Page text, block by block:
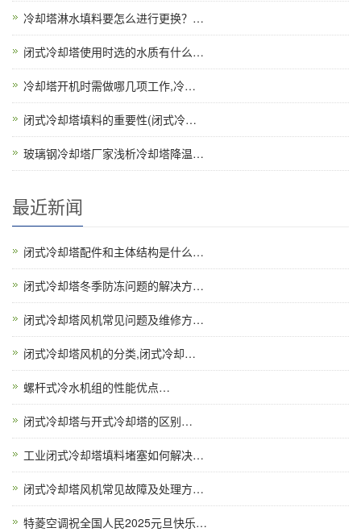
冷却塔淋水填料要怎么进行更换？…
闭式冷却塔使用时选的水质有什么…
冷却塔开机时需做哪几项工作,冷…
闭式冷却塔填料的重要性(闭式冷…
玻璃钢冷却塔厂家浅析冷却塔降温…
最近新闻
闭式冷却塔配件和主体结构是什么…
闭式冷却塔冬季防冻问题的解决方…
闭式冷却塔风机常见问题及维修方…
闭式冷却塔风机的分类,闭式冷却…
螺杆式冷水机组的性能优点…
闭式冷却塔与开式冷却塔的区别…
工业闭式冷却塔填料堵塞如何解决…
闭式冷却塔风机常见故障及处理方…
特菱空调祝全国人民2025元旦快乐…